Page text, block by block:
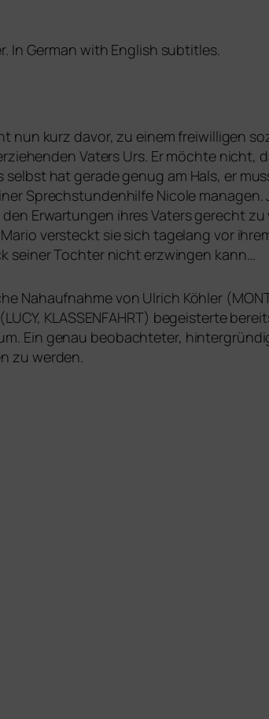
In German with English subtitles.
nun kurz davor, zu einem frei­wil­li­gen
Vaters Urs. Er möch­te nicht,
hat gera­de genug am Hals, er
Sprechstundenhilfe Nicole
Erwartungen ihres Vaters gerecht
ver­steckt sie sich tage­lang vor
sei­ner Tochter nicht erzwin­gen kann…
Nahaufnahme von Ulrich Köhler (
LUCY, KLASSENFAHRT) begeis­ter­te
Ein genau beob­ach­te­ter,
zu werden.